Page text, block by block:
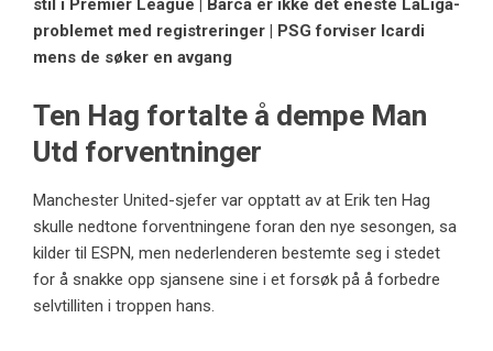
stil i Premier League | Barca er ikke det eneste LaLiga-
problemet med registreringer | PSG forviser Icardi
mens de søker en avgang
Ten Hag fortalte å dempe Man
Utd forventninger
Manchester United-sjefer var opptatt av at Erik ten Hag
skulle nedtone forventningene foran den nye sesongen, sa
kilder til ESPN, men nederlenderen bestemte seg i stedet
for å snakke opp sjansene sine i et forsøk på å forbedre
selvtilliten i troppen hans.